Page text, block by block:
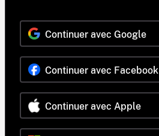
Continuer avec Google
Continuer avec Facebook
Continuer avec Apple